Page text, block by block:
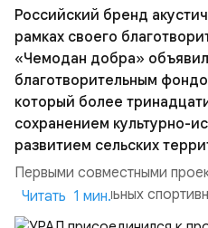
Российский бренд
рамках своего
«Чемодан добра»
благотворительным
который более
сохранением культурно-
развитием сельских
Первыми совместными
благотворительных
пройдут в августе в
Читать 1 мин.